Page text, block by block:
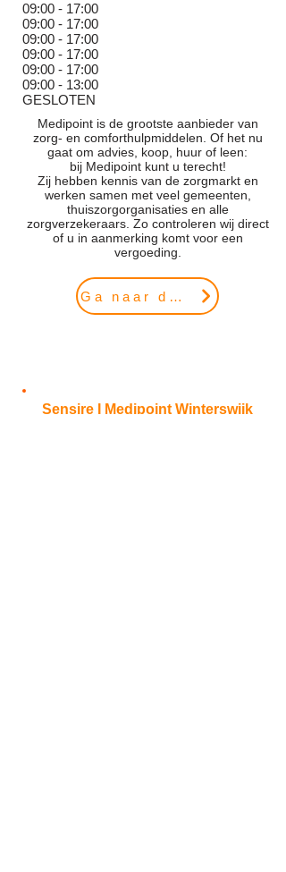
09:00 - 17:00
09:00 - 17:00
09:00 - 17:00
09:00 - 17:00
09:00 - 17:00
09:00 - 13:00
GESLOTEN
Medipoint is de grootste aanbieder van
zorg- en comforthulpmiddelen. Of het nu
gaat om advies, koop, huur of leen:
bij Medipoint kunt u terecht!
Zij hebben kennis van de zorgmarkt en
werken samen met veel gemeenten,
thuiszorgorganisaties en alle
zorgverzekeraars. Zo controleren wij direct
of u in aanmerking komt voor een
vergoeding.
Ga naar de website
Sensire I Medipoint Winterswijk